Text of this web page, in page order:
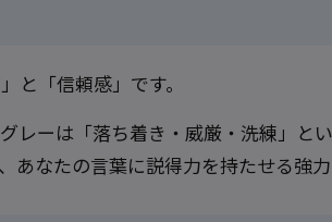
と「信頼感」です。
ーは「落ち着き・威厳・洗練」と
なたの言葉に説得力を持たせる強力